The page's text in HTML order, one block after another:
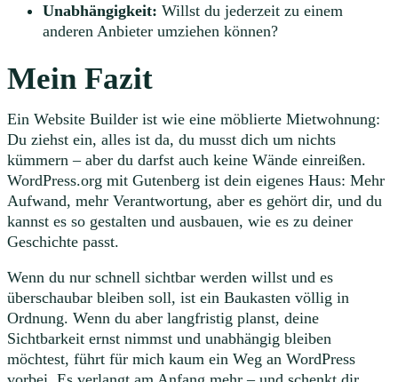
Unabhängigkeit: Willst du jederzeit zu einem
anderen Anbieter umziehen können?
Mein Fazit
Ein Website Builder ist wie eine möblierte Mietwohnung:
Du ziehst ein, alles ist da, du musst dich um nichts
kümmern – aber du darfst auch keine Wände einreißen.
WordPress.org mit Gutenberg ist dein eigenes Haus: Mehr
Aufwand, mehr Verantwortung, aber es gehört dir, und du
kannst es so gestalten und ausbauen, wie es zu deiner
Geschichte passt.
Wenn du nur schnell sichtbar werden willst und es
überschaubar bleiben soll, ist ein Baukasten völlig in
Ordnung. Wenn du aber langfristig planst, deine
Sichtbarkeit ernst nimmst und unabhängig bleiben
möchtest, führt für mich kaum ein Weg an WordPress